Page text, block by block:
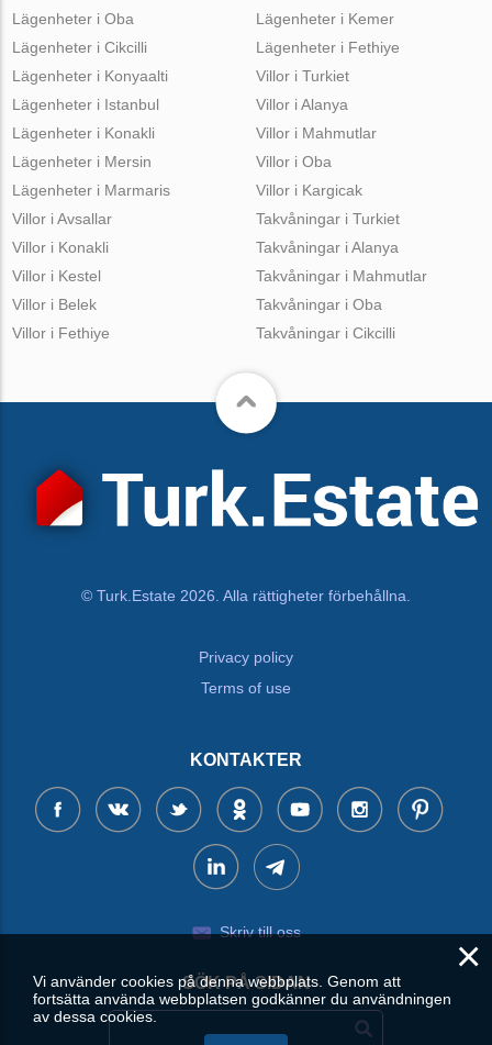
Lägenheter i Oba
Lägenheter i Cikcilli
Lägenheter i Kemer
Lägenheter i Fethiye
Lägenheter i Konyaalti
Lägenheter i Istanbul
Lägenheter i Konakli
Lägenheter i Mersin
Lägenheter i Marmaris
Villor i Turkiet
Villor i Alanya
Villor i Mahmutlar
Villor i Oba
Villor i Kargicak
Villor i Avsallar
Villor i Konakli
Villor i Kestel
Villor i Belek
Villor i Fethiye
Takvåningar i Turkiet
Takvåningar i Alanya
Takvåningar i Mahmutlar
Takvåningar i Oba
Takvåningar i Cikcilli
© Turk.Estate 2026. Alla rättigheter förbehållna.
Privacy policy
Terms of use
KONTAKTER
Skriv till oss
SÖK PÅ SIDAN
×
Vi använder cookies på denna webbplats. Genom att
fortsätta använda webbplatsen godkänner du användningen
av dessa cookies.